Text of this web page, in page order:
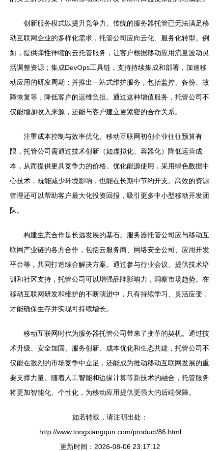
创新服务模式以提升竞争力。传统的服务器托管已无法满足移
动互联网企业的多样化需求，托管公司应向云化、服务化转型。例
如，提供弹性伸缩的云托管服务，让客户根据移动应用流量波动灵
活调整资源；集成DevOps工具链，支持持续集成和部署，加速移
动应用的研发周期；并推出一站式维护服务，包括监控、备份、故
障恢复等，降低客户的运维负担。通过这种增值服务，托管公司不
仅能增加收入来源，还能与客户建立更紧密的合作关系。
注重成本控制与效率优化。移动互联网初创企业往往预算有
限，托管公司需通过技术创新（如虚拟化、容器化）降低运营成
本，从而提供更具竞争力的价格。优化能源使用，采用绿色数据中
心技术，既能减少环境影响，也能在长期中节约开支。高效的资源
管理还可以帮助客户最大化投资回报，吸引更多中小型移动开发团
队。
构建生态合作是长远发展的基石。服务器托管公司应与移动互
联网产业链的各方合作，包括云服务商、网络安全公司、应用开发
平台等，共同打造综合解决方案。通过参与行业会议、提供技术培
训和社区支持，托管公司可以增强品牌影响力，洞察市场趋势。在
移动互联网研发和维护的不断演进中，只有持续学习、灵活应变，
才能确保生存并实现可持续增长。
移动互联网时代为服务器托管公司带来了变革的契机。通过技
术升级、安全加固、服务创新、成本优化和生态共建，托管公司不
仅能在激烈的市场竞争中立足，还能成为推动移动互联网发展的重
要支撑力量。随着人工智能和边缘计算等新技术的融合，托管服务
将更加智能化、个性化，为移动应用提供更强大的后端保障。
如若转载，请注明出处：
http://www.tongxiangqun.com/product/86.html
更新时间：2026-08-06 23:17:12